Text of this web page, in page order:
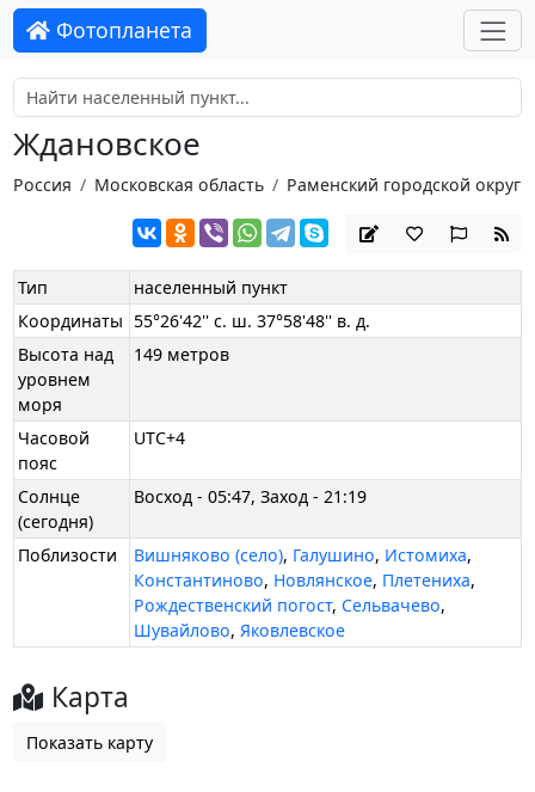
Фотопланета
Ждановское
Россия Московская область Раменский городской округ
Тип
населенный пункт
Координаты 55°26'42'' с. ш. 37°58'48'' в. д.
Высота над
уровнем
моря
149 метров
Часовой
пояс
UTC+4
Солнце
(сегодня)
Восход - 05:47, Заход - 21:19
Поблизости Вишняково (село), Галушино, Истомиха,
Константиново, Новлянское, Плетениха,
Рождественский погост, Сельвачево,
Шувайлово,Яковлевское
Карта
Показать карту